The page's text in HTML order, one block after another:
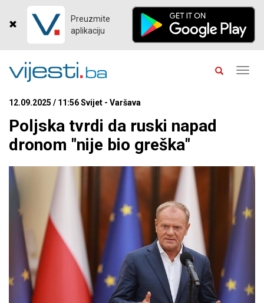
Preuzmite
aplikaciju
12.09.2025 / 11:56 Svijet - Varšava
Poljska tvrdi da ruski napad
dronom "nije bio greška"